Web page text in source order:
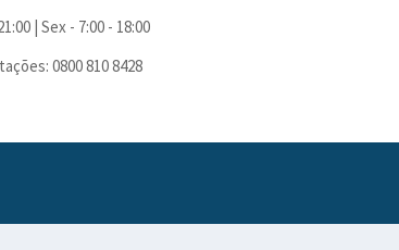
| Sex - 7:00 - 18:00
0800 810 8428